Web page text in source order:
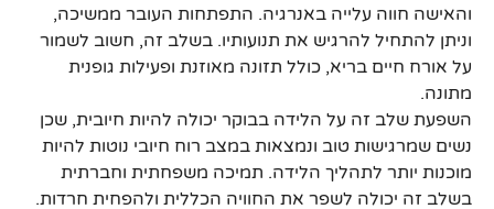
והאישה חווה עלייה באנרגיה. התפתחות העובר ממשיכה,
וניתן להתחיל להרגיש את תנועותיו. בשלב זה, חשוב לשמור
על אורח חיים בריא, כולל תזונה מאוזנת ופעילות גופנית
מתונה.
השפעת שלב זה על הלידה בבוקר יכולה להיות חיובית, שכן
נשים שמרגישות טוב ונמצאות במצב רוח חיובי נוטות להיות
מוכנות יותר לתהליך הלידה. תמיכה משפחתית וחברתית
בשלב זה יכולה לשפר את החוויה הכללית ולהפחית חרדות.